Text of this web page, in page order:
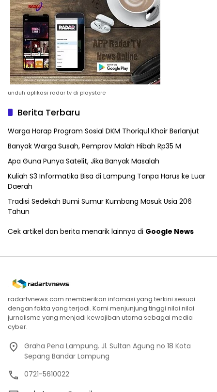
unduh aplikasi radar tv di playstore
Berita Terbaru
Warga Harap Program Sosial DKM Thoriqul Khoir Berlanjut
Banyak Warga Susah, Pemprov Malah Hibah Rp35 M
Apa Guna Punya Satelit, Jika Banyak Masalah
Kuliah S3 Informatika Bisa di Lampung Tanpa Harus ke Luar
Daerah
Tradisi Sedekah Bumi Sumur Kumbang Masuk Usia 206
Tahun
Cek artikel dan berita menarik lainnya di Google News
radartvnews.com memberikan infomasi yang terkini sesuai
dengan fakta yang terjadi. Kami menjunjung tinggi nilai nilai
jurnalisme yang menjadi kewajiban utama sebagai media
cyber.
Graha Pena Lampung. Jl. Sultan Agung no 18 Kota
Sepang Bandar Lampung
0721-5610022